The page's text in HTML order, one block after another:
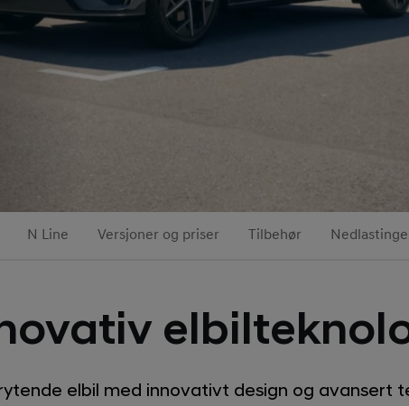
N Line Versjoner og priser Tilbehør
elbil med innovativt design og avansert